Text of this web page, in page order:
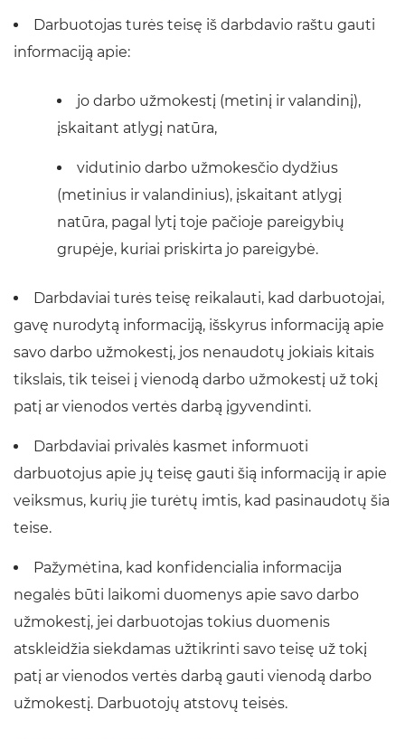
Darbuotojas turės teisę iš darbdavio raštu gauti
informaciją apie:
jo darbo užmokestį (metinį ir valandinį),
įskaitant atlygį natūra,
vidutinio darbo užmokesčio dydžius
(metinius ir valandinius), įskaitant atlygį
natūra, pagal lytį toje pačioje pareigybių
grupėje, kuriai priskirta jo pareigybė.
Darbdaviai turės teisę reikalauti, kad darbuotojai,
gavę nurodytą informaciją, išskyrus informaciją apie
savo darbo užmokestį, jos nenaudotų jokiais kitais
tikslais, tik teisei į vienodą darbo užmokestį už tokį
patį ar vienodos vertės darbą įgyvendinti.
Darbdaviai privalės kasmet informuoti
darbuotojus apie jų teisę gauti šią informaciją ir apie
veiksmus, kurių jie turėtų imtis, kad pasinaudotų šia
teise.
Pažymėtina, kad konfidencialia informacija
negalės būti laikomi duomenys apie savo darbo
užmokestį, jei darbuotojas tokius duomenis
atskleidžia siekdamas užtikrinti savo teisę už tokį
patį ar vienodos vertės darbą gauti vienodą darbo
užmokestį. Darbuotojų atstovų teisės.